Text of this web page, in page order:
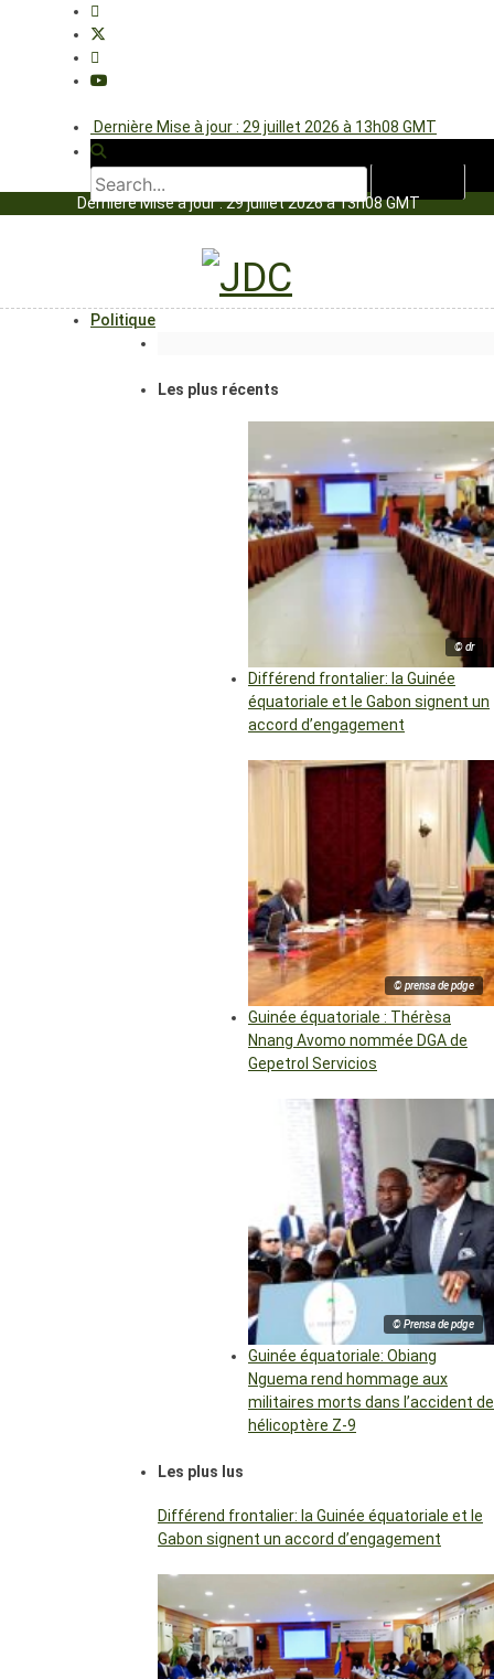
Dernière Mise à jour : 29 juillet 2026 à 13h08 GMT
Dernière Mise à jour : 29 juillet 2026 à 13h08 GMT
Politique
Les plus récents
© dr
Différend frontalier: la Guinée
équatoriale et le Gabon signent un
accord d’engagement
© prensa de pdge
Guinée équatoriale : Thérèsa
Nnang Avomo nommée DGA de
Gepetrol Servicios
© Prensa de pdge
Guinée équatoriale: Obiang
Nguema rend hommage aux
militaires morts dans l’accident de
hélicoptère Z-9
Les plus lus
Différend frontalier: la Guinée équatoriale et le
Gabon signent un accord d’engagement